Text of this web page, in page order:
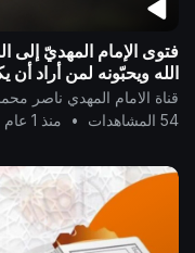
فتوى الإمام المهديّ
الله ويحبّونه لمن أراد
الكتاب ..
قناة الامام المهدي ناصر
54 المشاهدات
• منذ 1 عام